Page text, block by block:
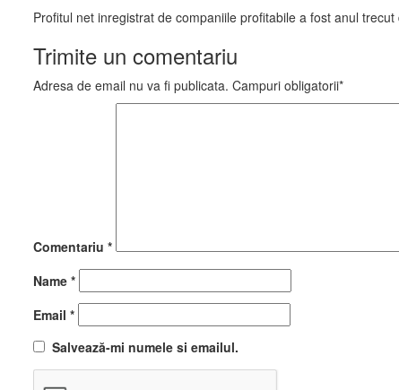
Profitul net inregistrat de companiile profitabile a fost anul
Trimite un comentariu
Adresa de email nu va fi publicata. Campuri obligatorii*
Comentariu *
Name *
Email *
Salvează-mi numele si emailul.